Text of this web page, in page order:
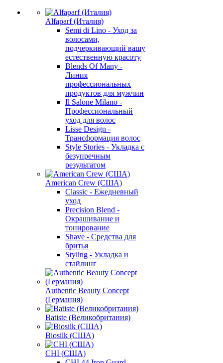
Alfaparf (Италия)
Semi di Lino - Уход за
волосами,
подчеркивающий вашу
естественную красоту
Blends Of Many -
Линия
профессиональных
продуктов для мужчин
Il Salone Milano -
Профессиональный
уход для волос
Lisse Design -
Трансформация волос
Style Stories - Укладка с
безупречным
результатом
American Crew (США)
Classic - Ежедневный
уход
Precision Blend -
Окрашивание и
тонирование
Shave - Средства для
бритья
Styling - Укладка и
стайлинг
Authentic Beauty Concept
(Германия)
Batiste (Великобритания)
Biosilk (США)
CHI (США)